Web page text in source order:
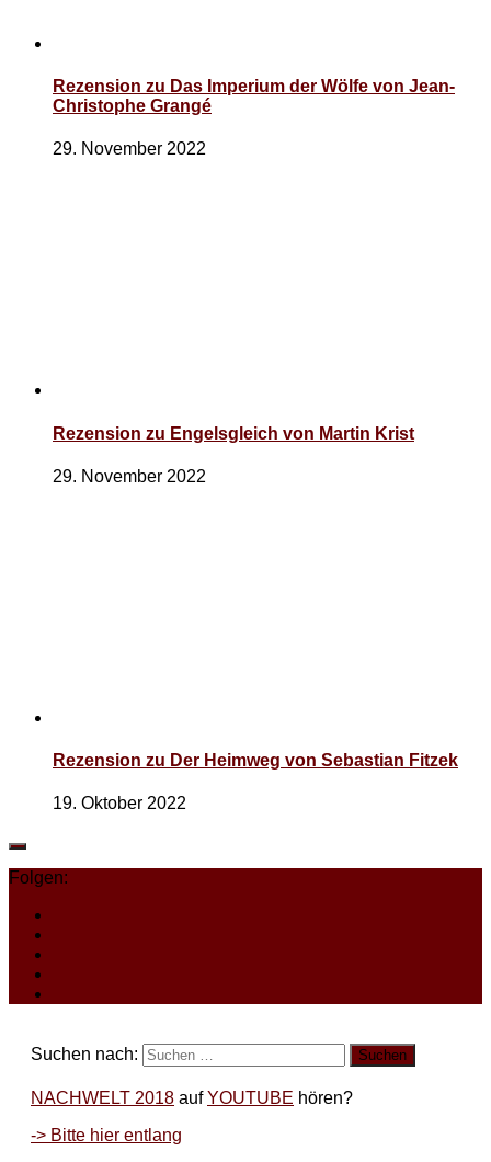
Rezension zu Das Imperium der Wölfe von Jean-
Christophe Grangé
29. November 2022
Rezension zu Engelsgleich von Martin Krist
29. November 2022
Rezension zu Der Heimweg von Sebastian Fitzek
19. Oktober 2022
Folgen:
Suchen nach:
NACHWELT 2018 aufYOUTUBE hören?
-> Bitte hier entlang